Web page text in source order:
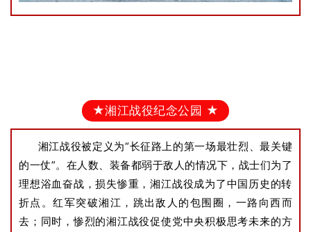
★湘江战役纪念公园 ★
湘江战役被定义为“长征路上的第一场最壮烈、最关键
的一仗”。在人数、装备都弱于敌人的情况下，战士们为了
理想浴血奋战，损失惨重，湘江战役成为了中国历史的转
折点。红军突破湘江，跳出敌人的包围圈，一路向西而
去； 同时，惨烈的湘江战役促使党中央积极思考未来的方